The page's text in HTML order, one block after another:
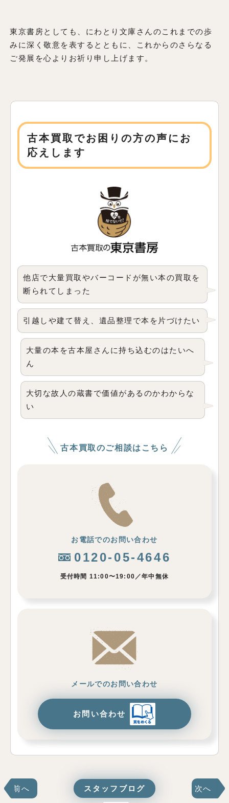
東京書房としても、にわとり文庫さんのこれまでの歩
みに深く敬意を表するとともに、これからのさらなる
ご発展を心よりお祈り申し上げます。
古本買取でお困りの方の声にお
応えします
他店で大量買取やバーコードが無い本の買取を
断られてしまった
引越しや建て替え、遺品整理で本を片づけたい
大量の本を古本屋さんに持ち込むのはたいへ
ん
大切な故人の蔵書で価値があるのかわからな
い
古本買取のご相談はこちら
お電話でのお問い合わせ
0120-05-4646
受付時間 11:00〜19:00／年中無休
メールでのお問い合わせ
お問い合わせ
前へ スタッフブログ 次へ